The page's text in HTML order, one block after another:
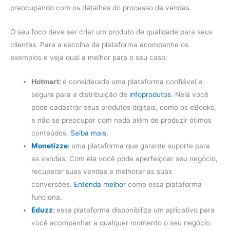
preocupando com os detalhes do processo de vendas.
O seu foco deve ser criar um produto de qualidade para seus
clientes. Para a escolha da plataforma acompanhe os
exemplos e veja qual a melhor para o seu caso:
Hotmart:é considerada uma plataforma confiável e
segura para a distribuição de infoprodutos. Nela você
pode cadastrar seus produtos digitais, como os eBooks,
e não se preocupar com nada além de produzir ótimos
conteúdos. Saiba mais.
Monetizze: uma plataforma que garante suporte para
as vendas. Com ela você pode aperfeiçoar seu negócio,
recuperar suas vendas e melhorar as suas
conversões. Entenda melhor como essa plataforma
funciona.
Eduzz:essa plataforma disponibiliza um aplicativo para
você acompanhar a qualquer momento o seu negócio.